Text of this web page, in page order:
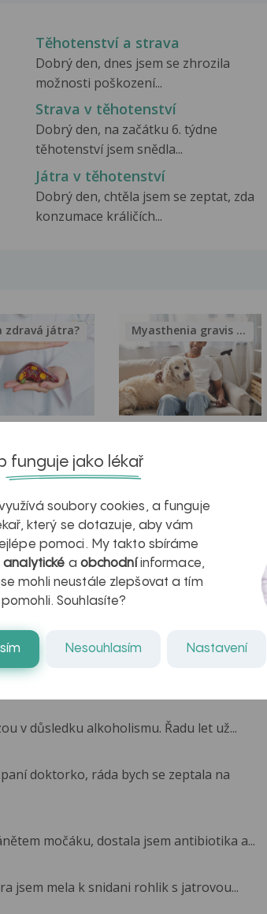
Těhotenství a strava
Dobrý den, dnes jsem se zhrozila
možnosti poškození...
Strava v těhotenství
Dobrý den, na začátku 6. týdne
těhotenství jsem snědla...
Játra v těhotenství
Dobrý den, chtěla jsem se zeptat, zda
konzumace králičích...
datech a
zdravá játra?
léčba
myastenie –
naděje pro ty,
kteří ji...
Myasthenia gravis – vše, co...
v důsledku alkoholismu. Řadu let už...
doktorko, ráda bych se zeptala na
močáku, dostala jsem antibiotika a...
jsem mela k snidani rohlik s jatrovou...
funguje jako lékař
soubory cookies, a funguje
který se dotazuje, aby vám
pomoci. My takto sbíráme
analytické a obchodníinformace,
mohli neustále zlepšovat a tím
Souhlasíte?
Nesouhlasím Nastavení